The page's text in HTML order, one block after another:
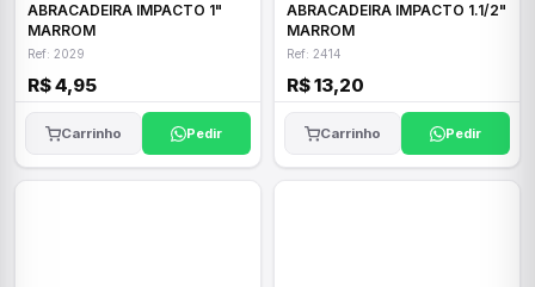
ABRACADEIRA IMPACTO 1"
MARROM
Ref: 2029
R$ 4,95
Carrinho Pedir
ABRACADEIRA IMPACTO 1.1/2"
MARROM
Ref: 2414
R$ 13,20
Carrinho Pedir